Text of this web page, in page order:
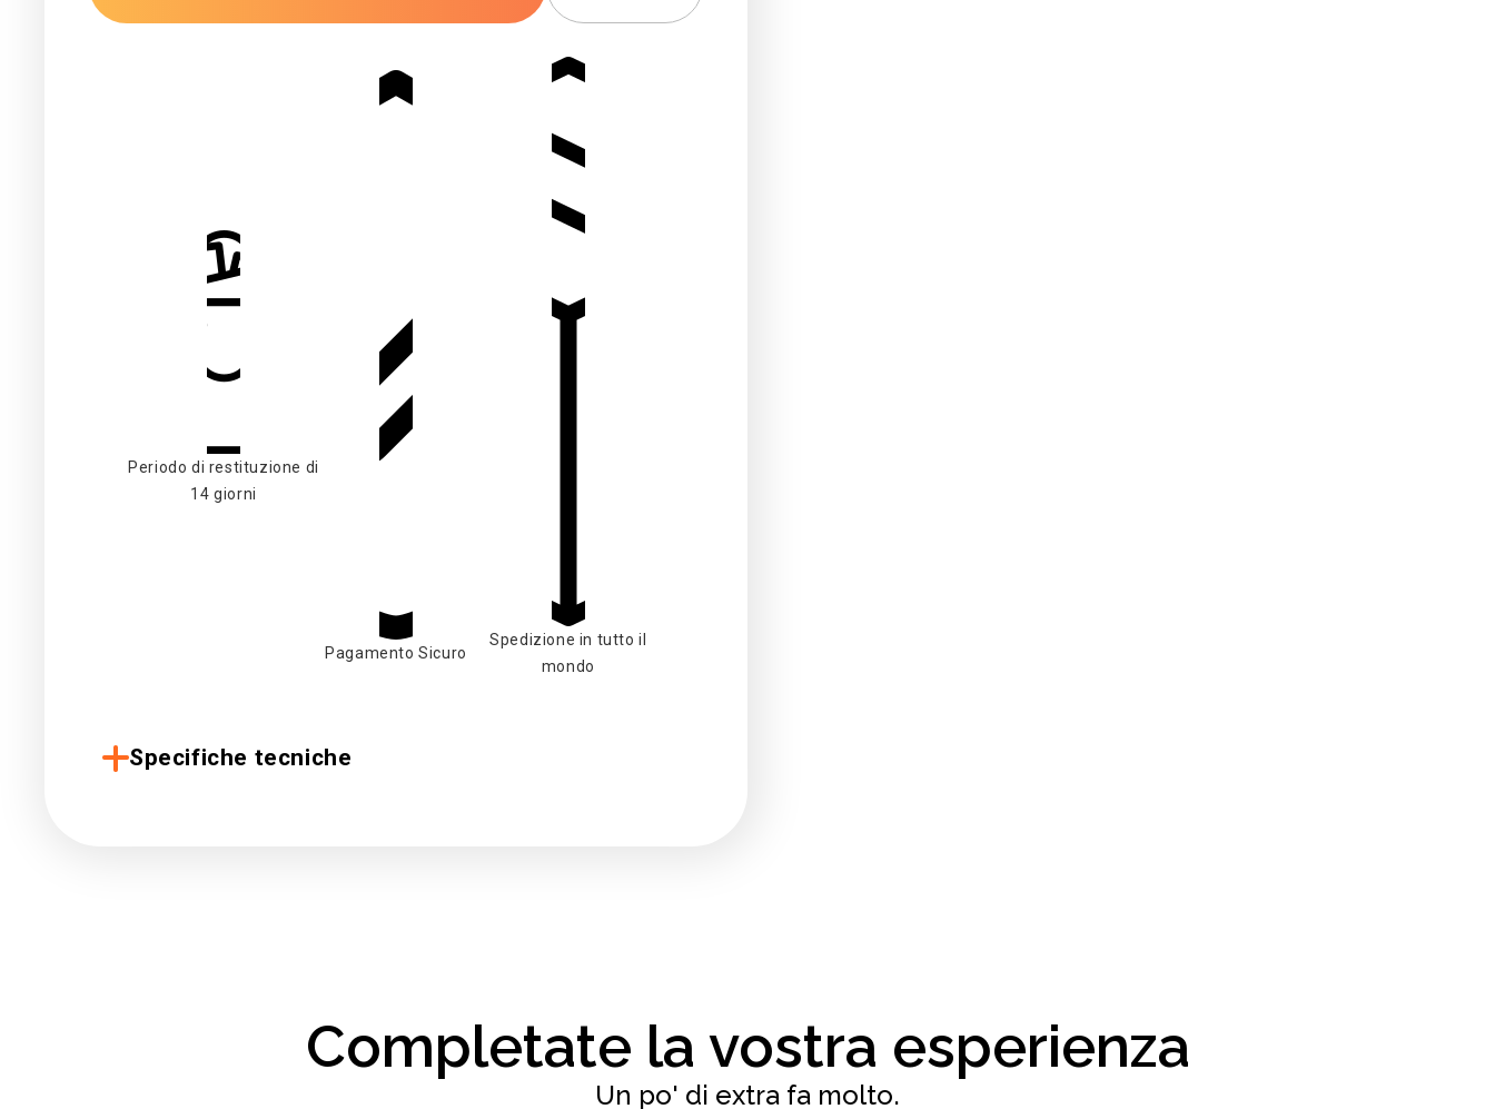
Periodo di restituzione di
14 giorni
Pagamento Sicuro
Spedizione in tutto il
mondo
Specifiche tecniche
Completate la vostra esperienza
Un po' di extra fa molto.